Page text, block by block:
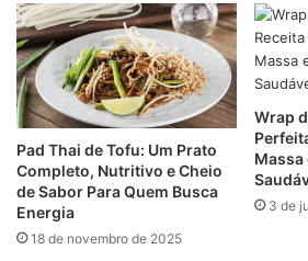
Gengibre
Ingredientes:
500 g de abóbora picada
1 pedaço pequeno de gengibre
1 cebola média picada
1 dente de alho
1 litro de água
Pad Thai de Tofu: Um Prato
Completo, Nutritivo e Cheio
de Sabor Para Quem Busca
Energia
18 de novembro de 2025
Wrap
Massa
3 de